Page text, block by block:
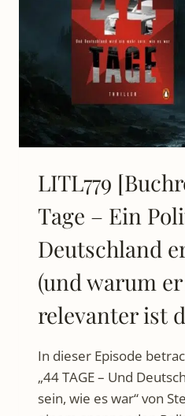
LITL779
Tage – Ein
Deutschland
(und warum
relevanter ist
In dieser Episode
„44 TAGE – Und
sein, wie es war“ von